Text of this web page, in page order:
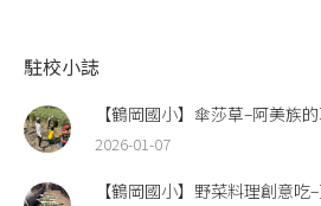
駐校小誌
【鶴岡國小】傘莎草–阿美族
2026-01-07
【鶴岡國小】野菜料理創意吃